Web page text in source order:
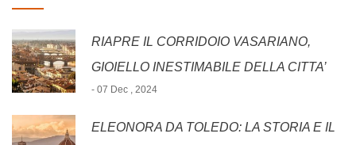
RIAPRE IL CORRIDOIO VASARIANO,
GIOIELLO INESTIMABILE DELLA CITTA’
- 07 Dec , 2024
ELEONORA DA TOLEDO: LA STORIA E IL